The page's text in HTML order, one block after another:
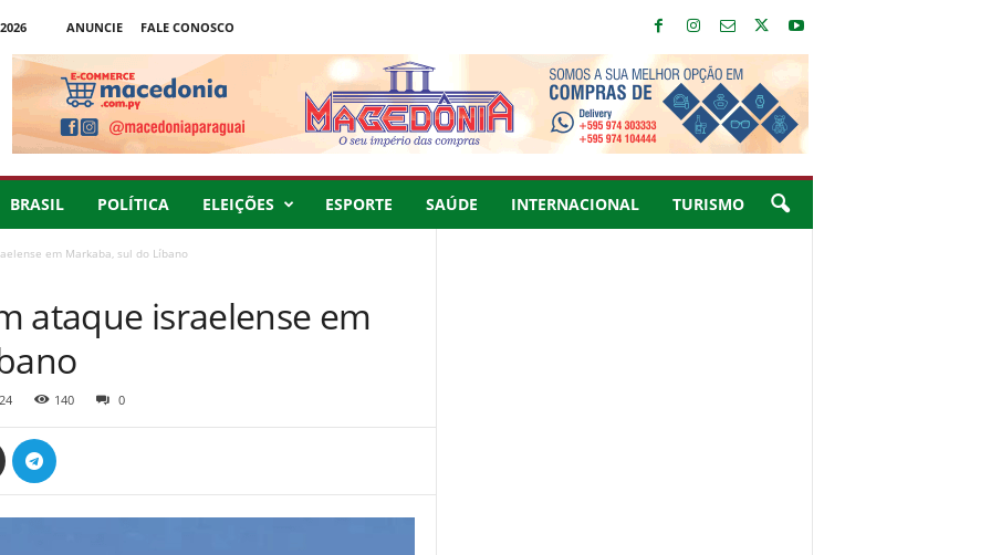
ANUNCIE
FALE CONOSCO
BRASIL POLÍTICA ELEIÇÕES ESPORTE SAÚDE INTERNACIONAL TURISMO
em Markaba, sul do Líbano
ataque israelense em
140 0